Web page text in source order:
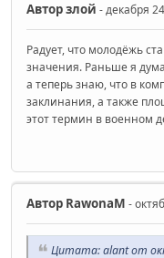
Авторзлой - декабря
Радует, что молодёжь
значения. Раньше я
а теперь знаю, что в
заклинания, а также
этот термин в военном
Автор RawonaM -
Цитата: alant от